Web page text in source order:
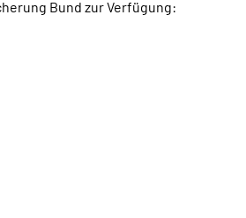
Bund zur Verfügung: